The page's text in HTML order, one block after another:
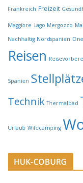
Frankreich Freizeit
Maggiore Lago Mergozzo
Nachhaltig Nordspanien
Reisen
Spanien
Technik Thermalbad
Urlaub Wildcamping
HUK-COBURG